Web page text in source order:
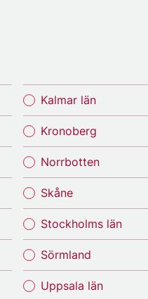
Kalmar län
Kronoberg
Norrbotten
Skåne
Stockholms län
Sörmland
Uppsala län